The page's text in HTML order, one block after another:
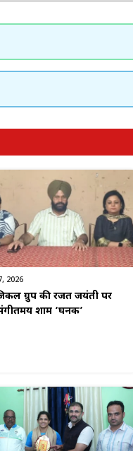
2026
ग्रुप की रजत जयंती पर
शाम ‘घनक’